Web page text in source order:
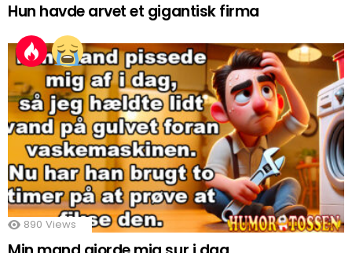
Hun havde arvet et gigantisk firma
890 Views